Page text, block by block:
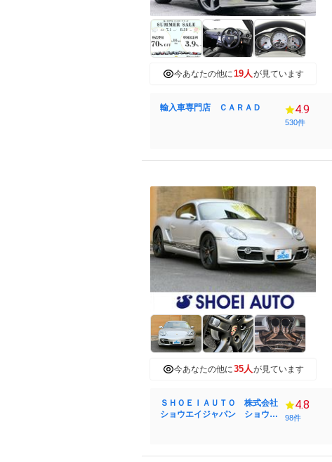
今あなたの他に19人が見ています
輸入車専門店 ＣＡＲＡＤ 4.9
530件
今あなたの他に35人が見ています
ＳＨＯＥＩＡＵＴＯ 株式会社
ショウエイジャパン ショウエ
4.8
98件